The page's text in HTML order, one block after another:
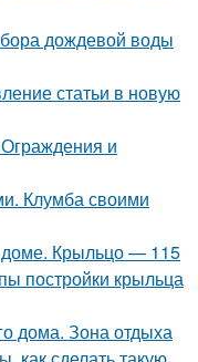
дождевой воды
статьи в новую
и
Клумба своими
доме. Крыльцо — 115
постройки крыльца
дома. Зона отдыха